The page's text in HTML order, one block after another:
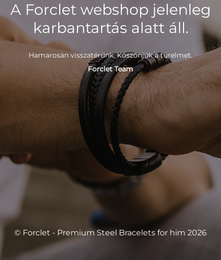
A Forclet webshop jelenleg
karbantartás alatt áll.
Hamarosan visszatérünk. Köszönjük a türelmet.
Forclet Team
© Forclet - Premium Steel Bracelets for him 2026